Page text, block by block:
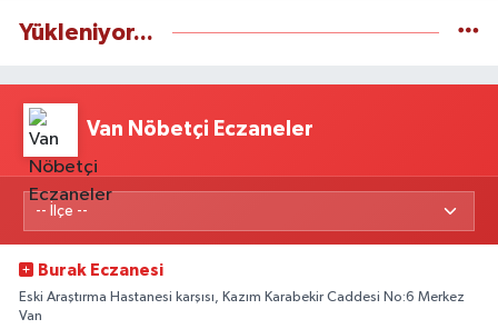
Yükleniyor...
Van Nöbetçi Eczaneler
Burak Eczanesi
Eski Araştırma Hastanesi karşısı, Kazım Karabekir Caddesi No:6 Merkez
Van